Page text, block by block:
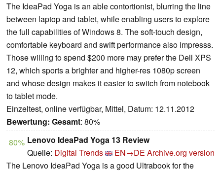
The IdeaPad Yoga is an able contortionist, blurring the line
between laptop and tablet, while enabling users to explore
the full capabilities of Windows 8. The soft-touch design,
comfortable keyboard and swift performance also impresss.
Those willing to spend $200 more may prefer the Dell XPS
12, which sports a brighter and higher-res 1080p screen
and whose design makes it easier to switch from notebook
to tablet mode.
Einzeltest, online verfügbar, Mittel, Datum: 12.11.2012
Bewertung: Gesamt: 80%
80% Lenovo IdeaPad Yoga 13 Review
Quelle: Digital Trends EN→DE Archive.org version
The Lenovo IdeaPad Yoga is a good Ultrabook for the